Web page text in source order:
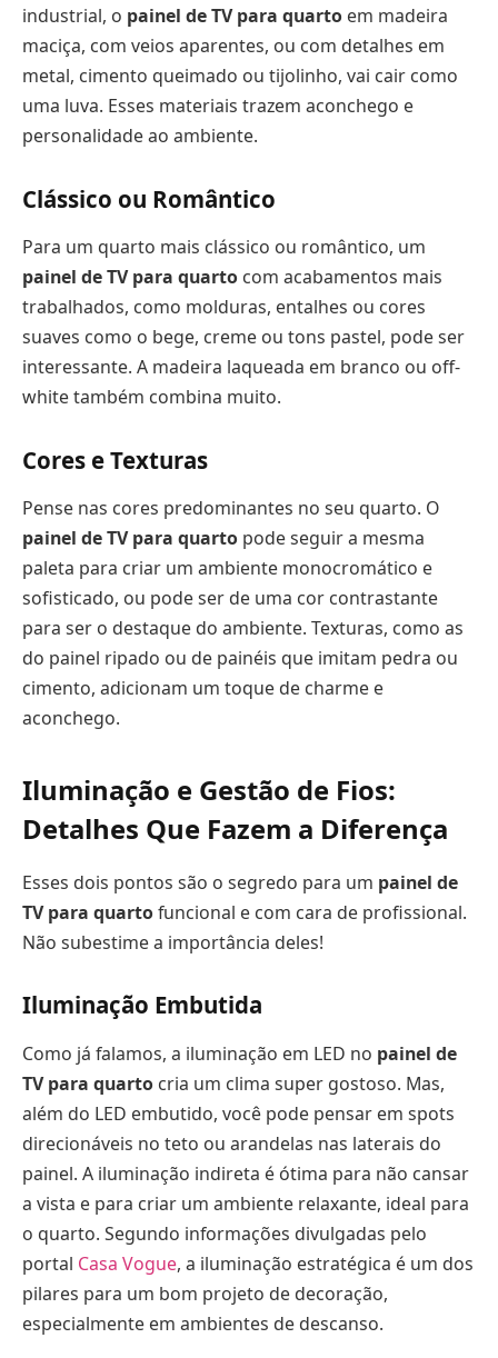
industrial, o painel de TV para quarto em madeira
maciça, com veios aparentes, ou com detalhes em
metal, cimento queimado ou tijolinho, vai cair como
uma luva. Esses materiais trazem aconchego e
personalidade ao ambiente.
Clássico ou Romântico
Para um quarto mais clássico ou romântico, um
painel de TV para quarto com acabamentos mais
trabalhados, como molduras, entalhes ou cores
suaves como o bege, creme ou tons pastel, pode ser
interessante. A madeira laqueada em branco ou off-
white também combina muito.
Cores e Texturas
Pense nas cores predominantes no seu quarto. O
painel de TV para quarto pode seguir a mesma
paleta para criar um ambiente monocromático e
sofisticado, ou pode ser de uma cor contrastante
para ser o destaque do ambiente. Texturas, como as
do painel ripado ou de painéis que imitam pedra ou
cimento, adicionam um toque de charme e
aconchego.
Iluminação e Gestão de Fios:
Detalhes Que Fazem a Diferença
Esses dois pontos são o segredo para um painel de
TV para quartofuncional e com cara de profissional.
Não subestime a importância deles!
Iluminação Embutida
Como já falamos, a iluminação em LED no painel de
TV para quarto cria um clima super gostoso. Mas,
além do LED embutido, você pode pensar em spots
direcionáveis no teto ou arandelas nas laterais do
painel. A iluminação indireta é ótima para não cansar
a vista e para criar um ambiente relaxante, ideal para
o quarto. Segundo informações divulgadas pelo
portal Casa Vogue, a iluminação estratégica é um dos
pilares para um bom projeto de decoração,
especialmente em ambientes de descanso.